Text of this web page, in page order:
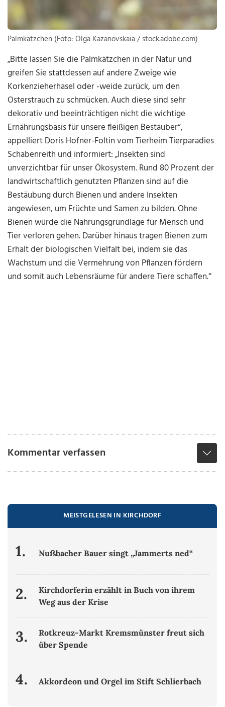
Palmkätzchen (Foto: Olga Kazanovskaia / stock.adobe.com)
„Bitte lassen Sie die Palmkätzchen in der Natur und
greifen Sie stattdessen auf andere Zweige wie
Korkenzieherhasel oder -weide zurück, um den
Osterstrauch zu schmücken. Auch diese sind sehr
dekorativ und beeinträchtigen nicht die wichtige
Ernährungsbasis für unsere fleißigen Bestäuber“,
appelliert Doris Hofner-Foltin vom Tierheim Tierparadies
Schabenreith und informiert: „Insekten sind
unverzichtbar für unser Ökosystem. Rund 80 Prozent der
landwirtschaftlich genutzten Pflanzen sind auf die
Bestäubung durch Bienen und andere Insekten
angewiesen, um Früchte und Samen zu bilden. Ohne
Bienen würde die Nahrungsgrundlage für Mensch und
Tier verloren gehen. Darüber hinaus tragen Bienen zum
Erhalt der biologischen Vielfalt bei, indem sie das
Wachstum und die Vermehrung von Pflanzen fördern
und somit auch Lebensräume für andere Tiere schaffen.“
Kommentar verfassen
MEISTGELESEN IN KIRCHDORF
1. Nußbacher Bauer singt „Jammerts ned“
2.
Kirchdorferin erzählt in Buch von ihrem
Weg aus der Krise
3.
Rotkreuz-Markt Kremsmünster freut sich
über Spende
4. Akkordeon und Orgel im Stift Schlierbach